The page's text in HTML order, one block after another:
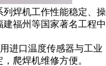
焊机工作性能稳定、操
福州等国家著名工程中
进口温度传感器与工业
爬焊机维修方便。